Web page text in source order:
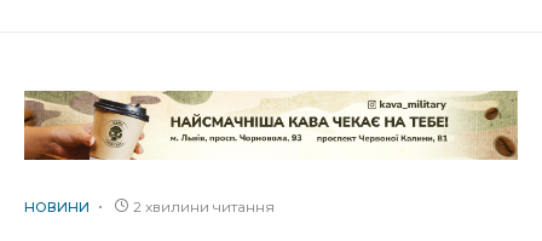
НОВИНИ 2 хвилини читання